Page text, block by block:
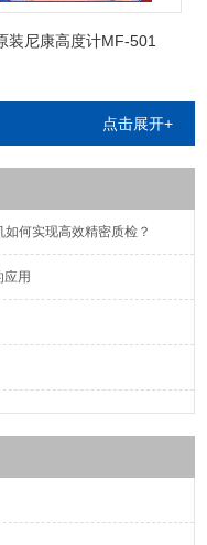
装尼康高度计MF-501
点击展开+
何实现高效精密质检？
用